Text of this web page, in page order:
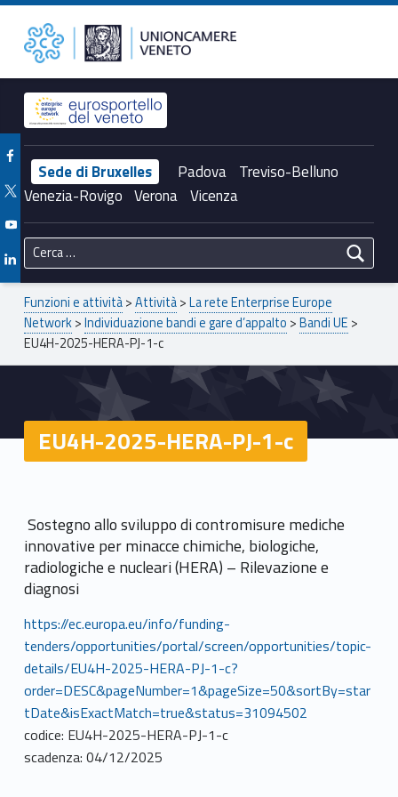
EU4H-2025-HERA-PJ-1-c – Unioncamere del Veneto Unioncamere del Veneto
Header info sidebar
Sede di Bruxelles Padova Treviso-Belluno
Venezia-Rovigo Verona Vicenza
Facebook Unioncamere Veneto
Twitter Unioncamere Veneto
Youtube Unioncamere Veneto
Linkedin Unioncamere Veneto
Ricerca per:
Breadcrumbs navigation
Funzioni e attività>Attività>La rete Enterprise Europe
Network>Individuazione bandi e gare d’appalto >Bandi UE >
EU4H-2025-HERA-PJ-1-c
EU4H-2025-HERA-PJ-1-c
Sostegno allo sviluppo di contromisure mediche
innovative per minacce chimiche, biologiche,
radiologiche e nucleari (HERA) – Rilevazione e
diagnosi
https://ec.europa.eu/info/funding-
tenders/opportunities/portal/screen/opportunities/topic-
details/EU4H-2025-HERA-PJ-1-c?
order=DESC&pageNumber=1&pageSize=50&sortBy=star
tDate&isExactMatch=true&status=31094502
codice: EU4H-2025-HERA-PJ-1-c
scadenza: 04/12/2025